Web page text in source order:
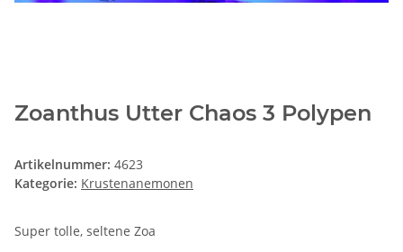
Zoanthus Utter Chaos 3 Polypen
Artikelnummer: 4623
Kategorie: Krustenanemonen
Super tolle, seltene Zoa